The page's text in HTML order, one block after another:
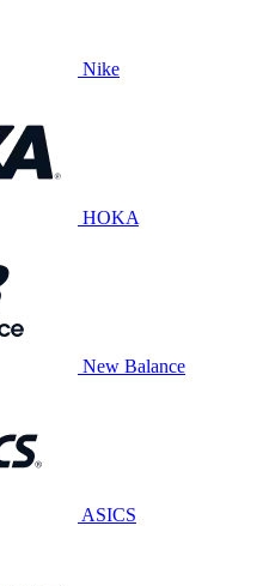
Nike
HOKA
New Balance
ASICS